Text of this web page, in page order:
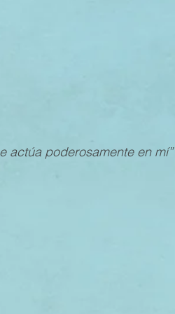
III TRIMESTRE 2019
actúa poderosamente en mí”